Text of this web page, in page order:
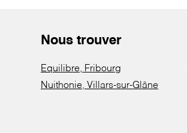
Nous trouver
Equilibre, Fribourg
Nuithonie, Villars-sur-Glâne